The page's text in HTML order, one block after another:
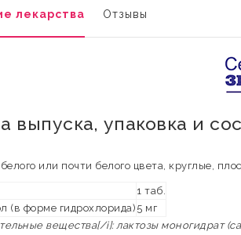
лекарства Отзывы
выпуска, упаковка и
или почти белого цвета, круглые,
1 таб.
(в форме гидрохлорида) 5 мг
вещества[/i]: лактозы моногидрат